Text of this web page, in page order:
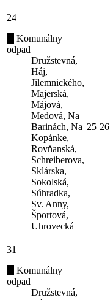
24
Komunálny
odpad
Družstevná,
Háj,
Jilemnického,
Majerská,
Májová,
Medová, Na
Barinách, Na
Kopánke,
Rovňanská,
Schreiberova,
Sklárska,
Sokolská,
Súhradka,
Sv. Anny,
Športová,
Uhrovecká
25 26
31
Komunálny
odpad
Družstevná,